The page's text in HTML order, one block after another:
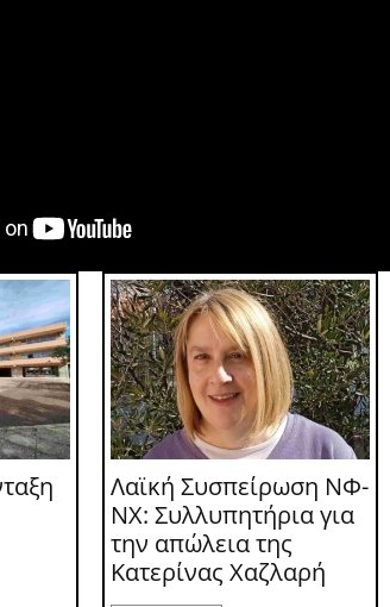
Λαϊκή Συσπείρωση ΝΦ-
ΝΧ: Συλλυπητήρια για
την απώλεια της
Κατερίνας Χαζλαρή